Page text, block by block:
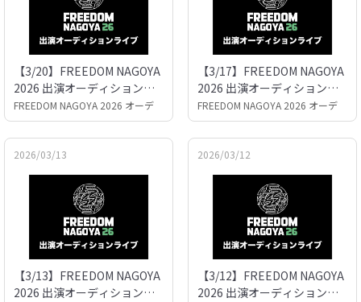
【3/20】FREEDOM NAGOYA
2026 出演オーディションラ
イブ
FREEDOM NAGOYA 2026 オーデ
【3/17】FREEDOM NAGOYA
2026 出演オーディションラ
イブ
FREEDOM NAGOYA 2026 オーデ
2026/03/13
【3/13】FREEDOM NAGOYA
2026 出演オーディションラ
2026/03/12
【3/12】FREEDOM NAGOYA
2026 出演オーディションラ